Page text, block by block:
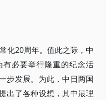
化20周年。值此之际，中
必要举行隆重的纪念活
步发展。为此，中日两国
出了各种设想，其中最理